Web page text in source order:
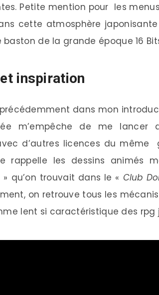
Petite mention pour les
cette atmosphère
baston de la grande époque 16
inspiration
dans mon
m’empêche de me lancer
d’autres licences du même
rappelle les dessins animés
qu’on trouvait dans le « Club
on retrouve tous les
lent si caractéristique des rpg